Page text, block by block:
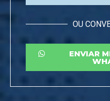
OU
ENVIAR